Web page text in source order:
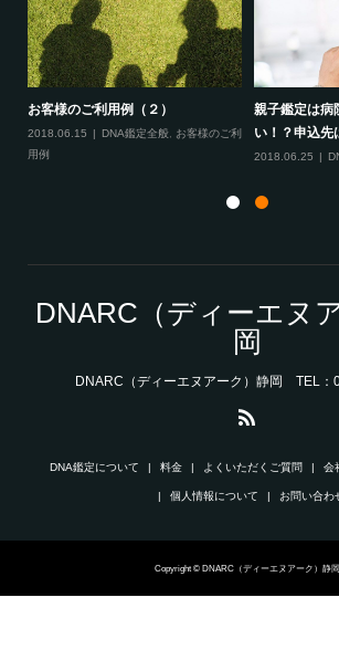
お客様のご利用例（２）
2018.06.15 DNA鑑定全般, お客様のご利
用例
親子鑑定は病
い！？申込先
2018.06.25
DNARC（ディーエヌ
岡
DNARC（ディーエヌアーク）静岡 TEL：
DNA鑑定について 料金 よくいただくご質問 会
個人情報について お問い合わ
Copyright © DNARC（ディーエヌアーク）静岡